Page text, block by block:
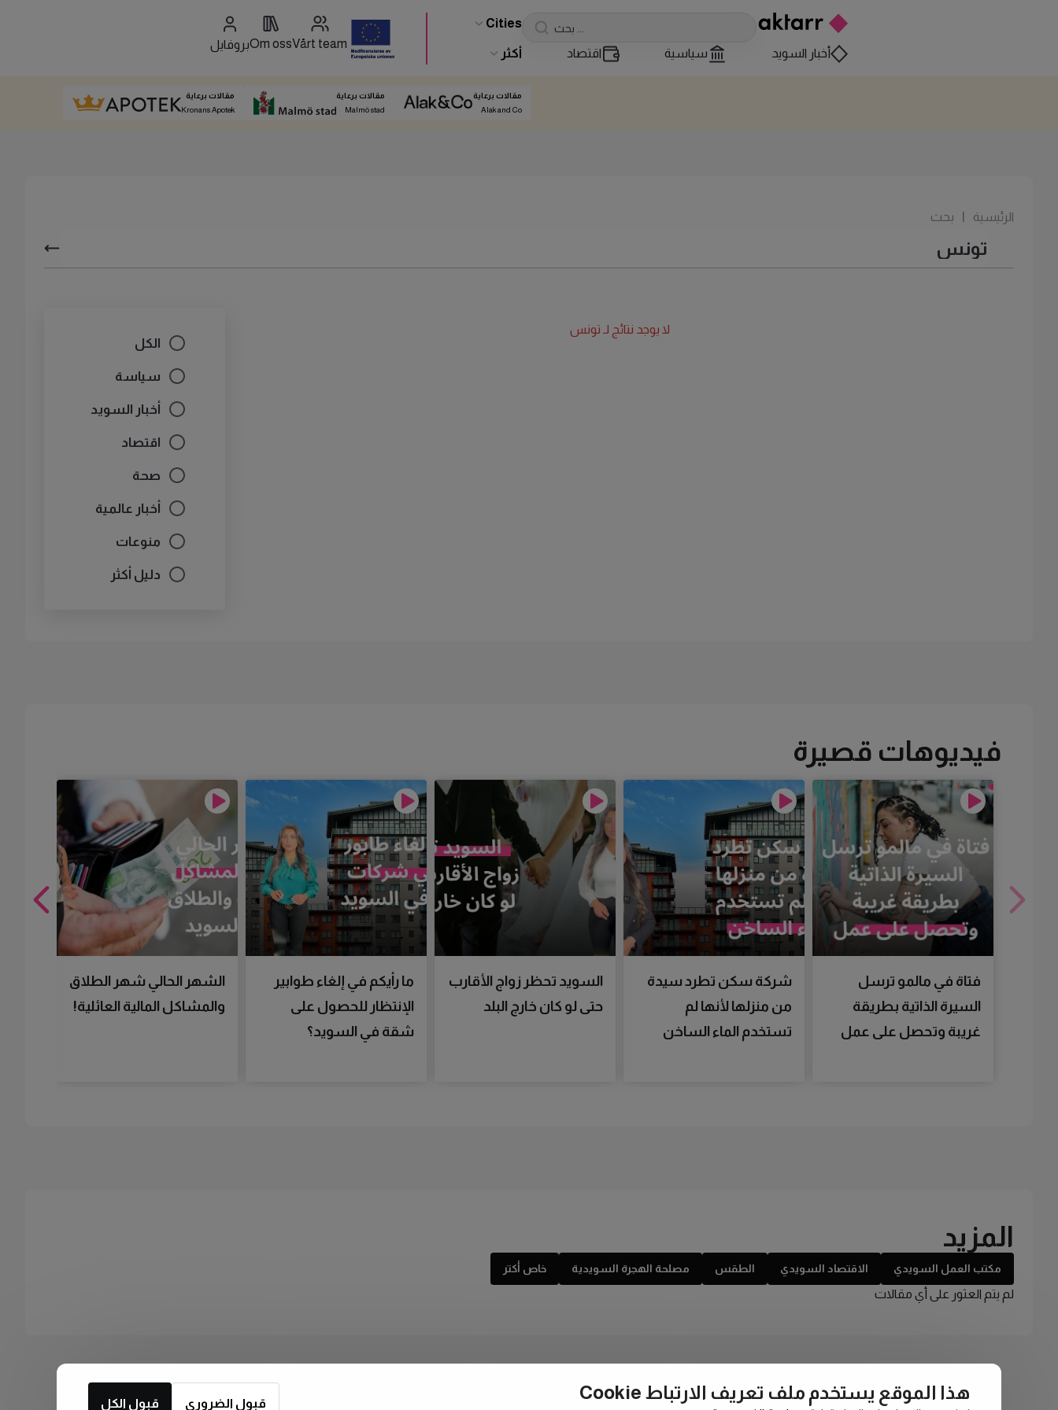
Cities
أخبار السويد سياسية اقتصاد أكثر
Vårt team
Om ossبروفايل
مقالات برعاية
Alak and Co
مقالات برعاية
Malmö stad
مقالات برعاية
Kronans Apotek
الرئيسية | بحث
الكل
سياسة
أخبار السويد
اقتصاد
صحة
أخبار عالمية
منوعات
دليل أكثر
لا يوجد نتائج لـ تونس
فيديوهات قصيرة
فتاة في مالمو ترسل
السيرة الذاتية بطريقة
غريبة وتحصل على عمل
شركة سكن تطرد سيدة
من منزلها لأنها لم
تستخدم الماء الساخن
السويد تحظر زواج الأقارب
حتى لو كان خارج البلد
ما رأيكم في إلغاء طوابير
الإنتظار للحصول على
شقة في السويد؟
الشهر الحالي شهر الطلاق
والمشاكل المالية العائلية!
المزيد
مكتب العمل السويدي الاقتصاد السويدي الطقس مصلحة الهجرة السويدية خاص أكتر
لم يتم العثور على أي مقالات
هذا الموقع يستخدم ملف تعريف الارتباط Cookie
قبول الكل قبول الضروري